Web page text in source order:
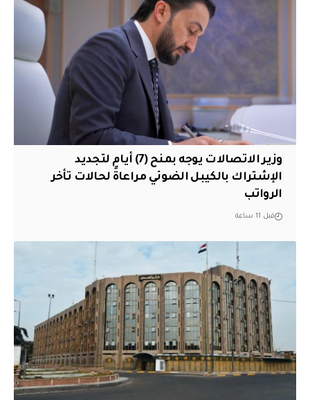
وزير الاتصالات يوجه بمنح (7) أيام لتجديد
الإشتراك بالكيبل الضوئي مراعاةً لحالات تأخر
الرواتب
قبل 11 ساعة